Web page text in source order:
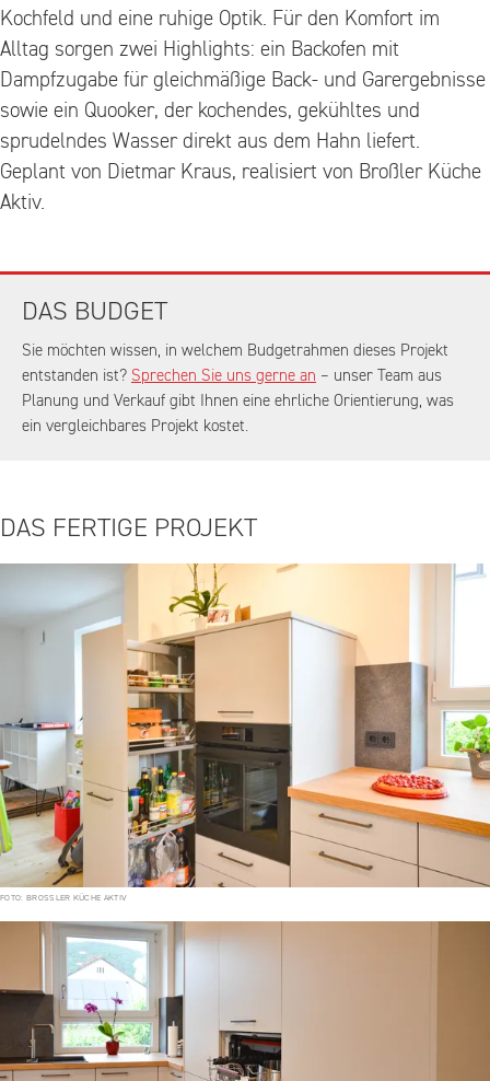
Kochfeld und eine ruhige Optik. Für den Komfort im
Alltag sorgen zwei Highlights: ein Backofen mit
Dampfzugabe für gleichmäßige Back- und Garergebnisse
sowie ein Quooker, der kochendes, gekühltes und
sprudelndes Wasser direkt aus dem Hahn liefert.
Geplant von Dietmar Kraus, realisiert von Broßler Küche
Aktiv.
DAS BUDGET
Sie möchten wissen, in welchem Budgetrahmen dieses Projekt
entstanden ist? Sprechen Sie uns gerne an – unser Team aus
Planung und Verkauf gibt Ihnen eine ehrliche Orientierung, was
ein vergleichbares Projekt kostet.
DAS FERTIGE PROJEKT
FOTO: BROSSLER KÜCHE AKTIV